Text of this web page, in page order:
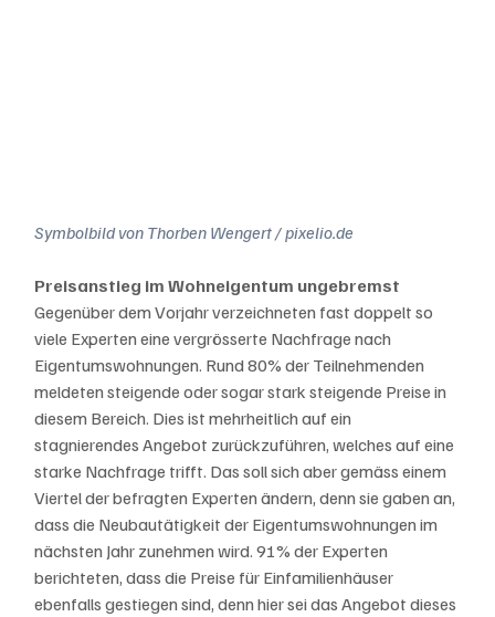
Symbolbild von Thorben Wengert / pixelio.de
Preisanstieg im Wohneigentum ungebremst
Gegenüber dem Vorjahr verzeichneten fast doppelt so
viele Experten eine vergrösserte Nachfrage nach
Eigentumswohnungen. Rund 80% der Teilnehmenden
meldeten steigende oder sogar stark steigende Preise in
diesem Bereich. Dies ist mehrheitlich auf ein
stagnierendes Angebot zurückzuführen, welches auf eine
starke Nachfrage trifft. Das soll sich aber gemäss einem
Viertel der befragten Experten ändern, denn sie gaben an,
dass die Neubautätigkeit der Eigentumswohnungen im
nächsten Jahr zunehmen wird. 91% der Experten
berichteten, dass die Preise für Einfamilienhäuser
ebenfalls gestiegen sind, denn hier sei das Angebot dieses